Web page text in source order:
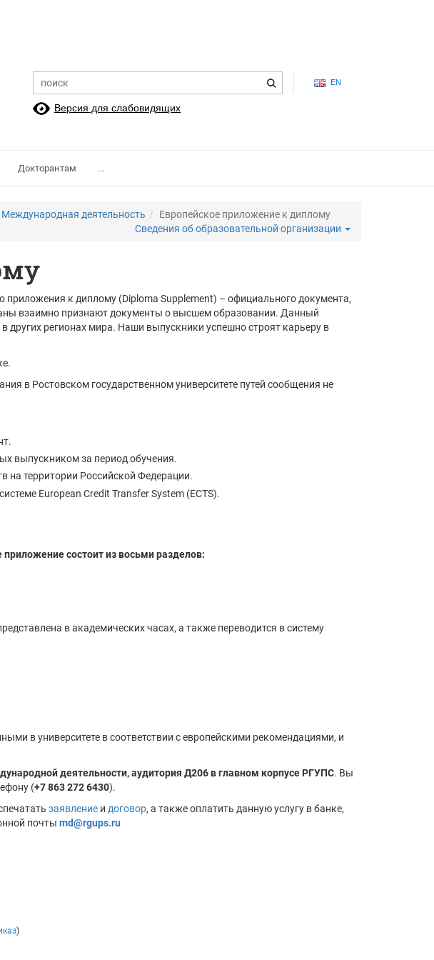
EN
Версия для слабовидящих
Докторантам ...
Международная деятельность
Европейское приложение к диплому
Сведения об образовательной организации
приложения к диплому (Diploma Supplement) – официального документа,
взаимно признают документы о высшем образовании. Данный
других регионах мира. Наши выпускники успешно строят карьеру в
в Ростовском государственном университете путей сообщения не
выпускником за период обучения.
на территории Российской Федерации.
European Credit Transfer System (ECTS).
состоит из восьми разделов:
в академических часах, а также переводится в систему
в университете в соответствии с европейскими рекомендациями, и
деятельности, аудитория Д206 в главном корпусе РГУПС. Вы
(+7 863 272 6430).
заявление и договор, а также оплатить данную услугу в банке,
почты md@rgups.ru
)